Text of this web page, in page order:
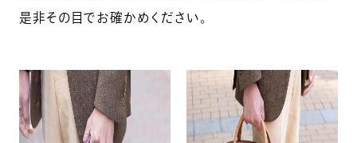
是非その目でお確かめください。